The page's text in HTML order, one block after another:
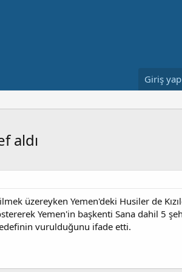
Giriş yap
aldı
üzereyken Yemen'deki Husiler de
Yemen'in başkenti Sana dahil 5
vurulduğunu ifade etti.